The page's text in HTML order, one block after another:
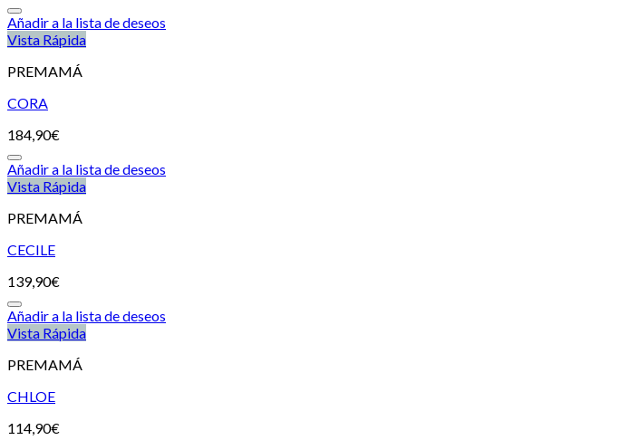
Añadir a la lista de deseos
Vista Rápida
PREMAMÁ
CORA
184,90€
Añadir a la lista de deseos
Vista Rápida
PREMAMÁ
CECILE
139,90€
Añadir a la lista de deseos
Vista Rápida
PREMAMÁ
CHLOE
114,90€